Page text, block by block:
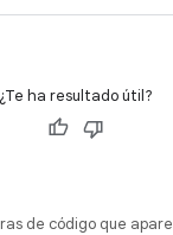
¿Te ha resultado útil?
de código que